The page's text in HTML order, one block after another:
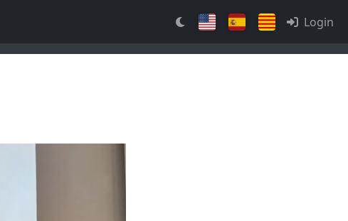
Login